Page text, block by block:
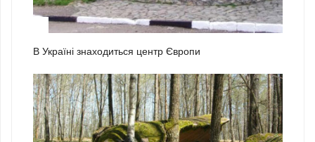
В Україні знаходиться центр Європи